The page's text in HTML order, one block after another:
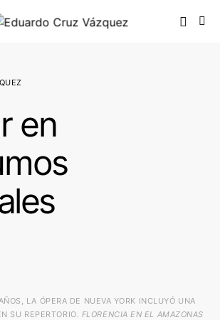
en
LA ÓPERA DE NUEVA YORK INCLUYÓ UNA
SU REPERTORIO. FLORENCIA EN EL AMAZONAS